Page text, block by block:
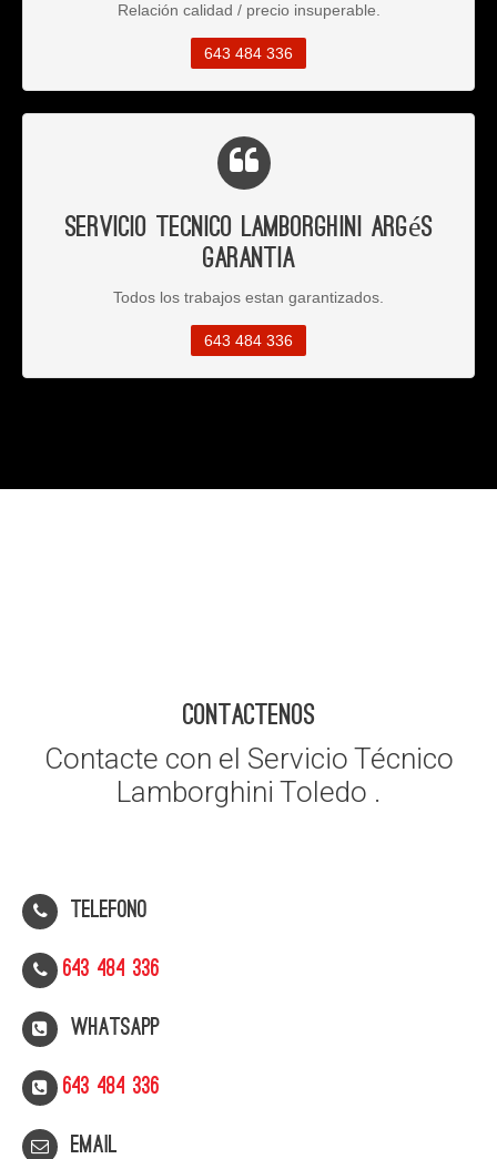
Relación calidad / precio insuperable.
643 484 336
Servicio Tecnico Lamborghini Argés
Garantia
Todos los trabajos estan garantizados.
643 484 336
CONTACTENOS
Contacte con el Servicio Técnico
Lamborghini Toledo .
Telefono
643 484 336
WhatsApp
643 484 336
Email